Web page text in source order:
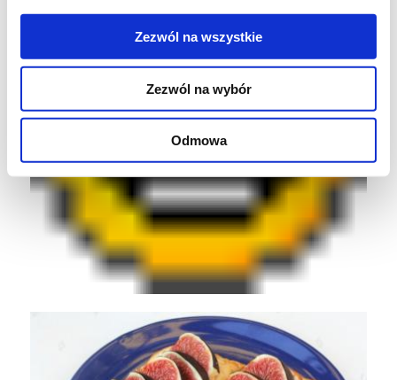
Zezwól na wszystkie
Zezwól na wybór
Odmowa